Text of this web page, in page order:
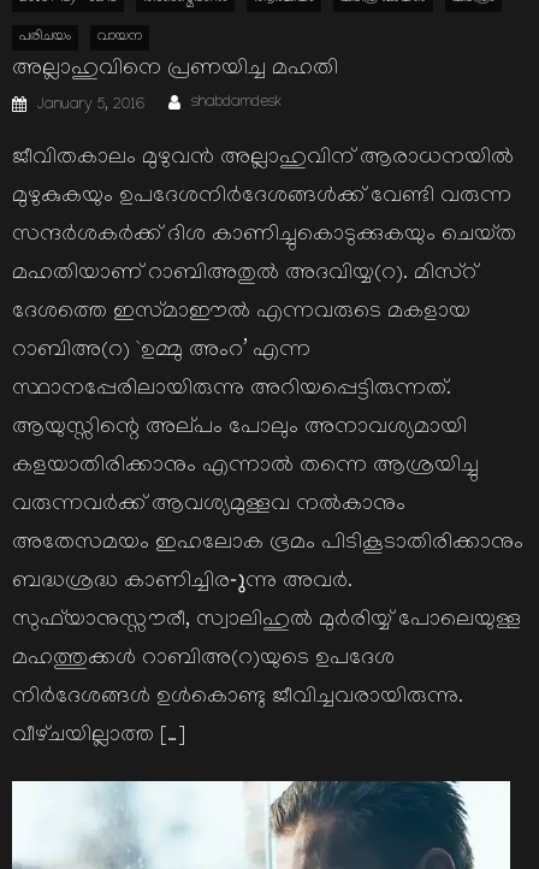
പരിചയം വായന
അല്ലാഹുവിനെ പ്രണയിച്ച മഹതി
Posted
on
January 5, 2016 Author
shabdamdesk
ജീവിതകാലം മുഴുവന്‍ അല്ലാഹുവിന്‌ ആരാധനയില്‍
മുഴുകുകയും ഉപദേശനിര്‍ദേശങ്ങള്‍ക്ക്‌ വേണ്ടി വരുന്ന
സന്ദര്‍ശകര്‍ക്ക്‌ ദിശ കാണിച്ചുകൊടുക്കുകയും ചെയ്‌ത
മഹതിയാണ്‌ റാബിഅതുല്‍ അദവിയ്യ(റ). മിസ്‌റ്‌
ദേശത്തെ ഇസ്‌മാഈല്‍ എന്നവരുടെ മകളായ
റാബിഅ(റ) `ഉമ്മു അംറ’ എന്ന
സ്ഥാനപ്പേരിലായിരുന്നു അറിയപ്പെട്ടിരുന്നത്‌.
ആയുസ്സിന്റെ അല്‌പം പോലും അനാവശ്യമായി
കളയാതിരിക്കാനും എന്നാല്‍ തന്നെ ആശ്രയിച്ചു
വരുന്നവര്‍ക്ക്‌ ആവശ്യമുള്ളവ നല്‍കാനും
അതേസമയം ഇഹലോക ഭ്രമം പിടികൂടാതിരിക്കാനും
ബദ്ധശ്രദ്ധ കാണിച്ചിര-ുന്നു അവര്‍.
സുഫ്‌യാനുസ്സൗരീ, സ്വാലിഹുല്‍ മുര്‍രിയ്യ്‌ പോലെയുള്ള
മഹത്തുക്കള്‍ റാബിഅ(റ)യുടെ ഉപദേശ
നിര്‍ദേശങ്ങള്‍ ഉള്‍കൊണ്ടു ജീവിച്ചവരായിരുന്നു.
വീഴ്‌ചയില്ലാത്ത […]